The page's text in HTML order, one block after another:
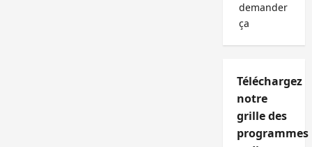
demander
ça
Téléchargez
notre
grille des
programmes